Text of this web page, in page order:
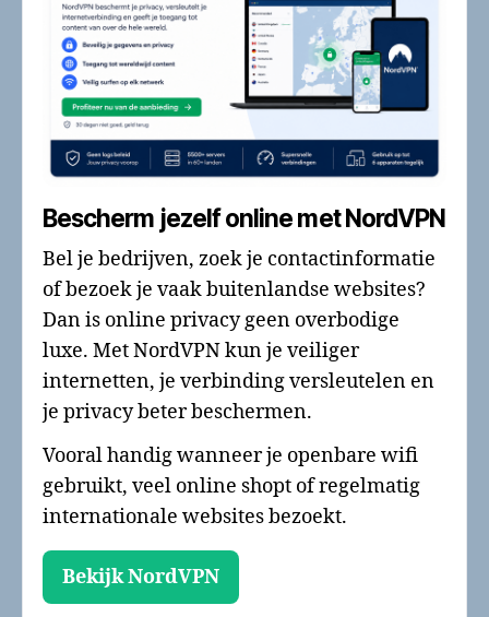
Bescherm jezelf online met NordVPN
Bel je bedrijven, zoek je contactinformatie
of bezoek je vaak buitenlandse websites?
Dan is online privacy geen overbodige
luxe. Met NordVPN kun je veiliger
internetten, je verbinding versleutelen en
je privacy beter beschermen.
Vooral handig wanneer je openbare wifi
gebruikt, veel online shopt of regelmatig
internationale websites bezoekt.
Bekijk NordVPN